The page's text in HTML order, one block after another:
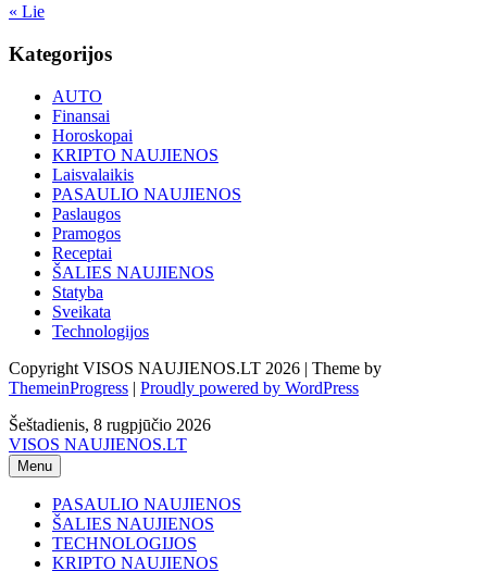
« Lie
Kategorijos
AUTO
Finansai
Horoskopai
KRIPTO NAUJIENOS
Laisvalaikis
PASAULIO NAUJIENOS
Paslaugos
Pramogos
Receptai
ŠALIES NAUJIENOS
Statyba
Sveikata
Technologijos
Copyright VISOS NAUJIENOS.LT 2026 | Theme by
ThemeinProgress | Proudly powered by WordPress
Šeštadienis, 8 rugpjūčio 2026
VISOS NAUJIENOS.LT
Menu
PASAULIO NAUJIENOS
ŠALIES NAUJIENOS
TECHNOLOGIJOS
KRIPTO NAUJIENOS